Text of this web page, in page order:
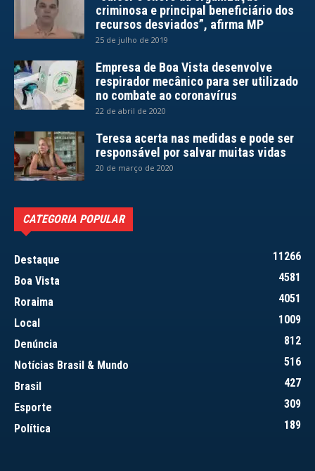
criminosa e principal beneficiário dos
recursos desviados”, afirma MP
25 de julho de 2019
Empresa de Boa Vista desenvolve
respirador mecânico para ser utilizado
no combate ao coronavírus
22 de abril de 2020
Teresa acerta nas medidas e pode ser
responsável por salvar muitas vidas
20 de março de 2020
CATEGORIA POPULAR
Destaque
11266
Boa Vista
4581
Roraima
4051
Local
1009
Denúncia
812
Notícias Brasil & Mundo
516
Brasil
427
Esporte
309
Política
189